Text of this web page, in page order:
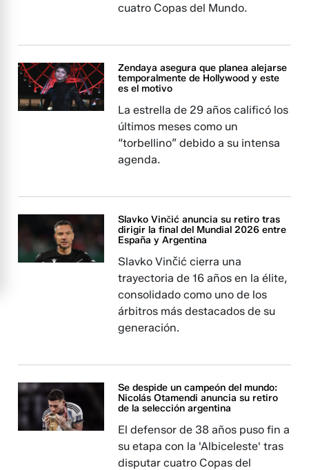
cuatro Copas del Mundo.
Zendaya asegura que planea alejarse
temporalmente de Hollywood y este
es el motivo
La estrella de 29 años calificó los
últimos meses como un
“torbellino” debido a su intensa
agenda.
Slavko Vinčić anuncia su retiro tras
dirigir la final del Mundial 2026 entre
España y Argentina
Slavko Vinčić cierra una
trayectoria de 16 años en la élite,
consolidado como uno de los
árbitros más destacados de su
generación.
Se despide un campeón del mundo:
Nicolás Otamendi anuncia su retiro
de la selección argentina
El defensor de 38 años puso fin a
su etapa con la 'Albiceleste' tras
disputar cuatro Copas del